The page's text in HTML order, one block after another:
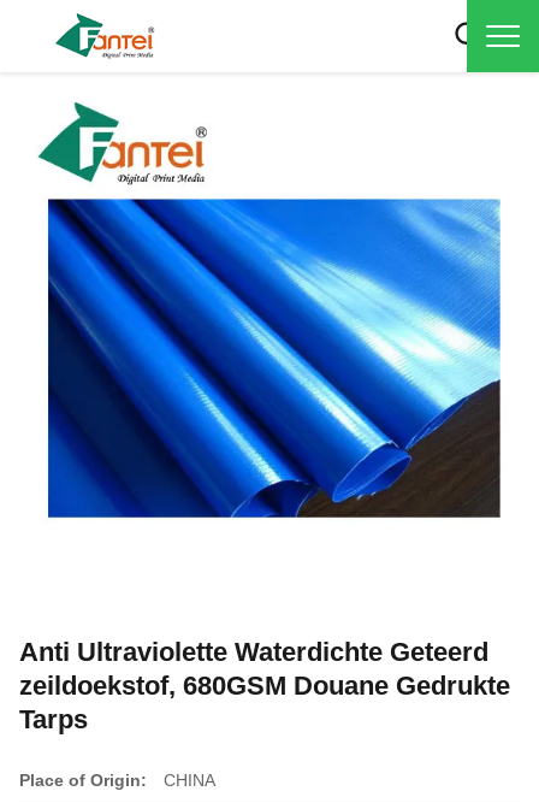
Anti Ultraviolette Waterdichte Geteerd
zeildoekstof, 680GSM Douane Gedrukte
Tarps
Place of Origin: CHINA